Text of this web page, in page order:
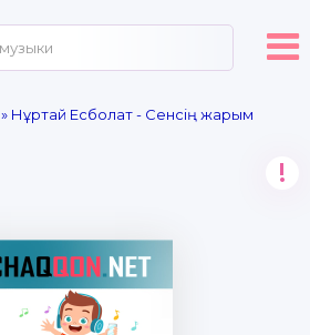
» Нұртай Есболат - Сенсің жарым
!